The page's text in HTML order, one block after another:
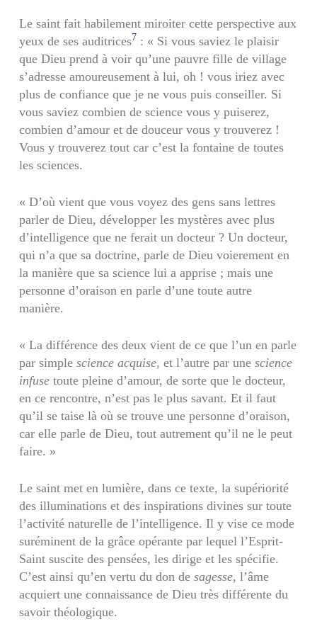
Le saint fait habilement miroiter cette perspective aux
yeux de ses auditrices7 : « Si vous saviez le plaisir
que Dieu prend à voir qu’une pauvre fille de village
s’adresse amoureusement à lui, oh ! vous iriez avec
plus de confiance que je ne vous puis conseiller. Si
vous saviez combien de science vous y puiserez,
combien d’amour et de douceur vous y trouverez !
Vous y trouverez tout car c’est la fontaine de toutes
les sciences.
« D’où vient que vous voyez des gens sans lettres
parler de Dieu, développer les mystères avec plus
d’intelligence que ne ferait un docteur ? Un docteur,
qui n’a que sa doctrine, parle de Dieu voierement en
la manière que sa science lui a apprise ; mais une
personne d’oraison en parle d’une toute autre
manière.
« La différence des deux vient de ce que l’un en parle
par simple science acquise, et l’autre par une science
infusetoute pleine d’amour, de sorte que le docteur,
en ce rencontre, n’est pas le plus savant. Et il faut
qu’il se taise là où se trouve une personne d’oraison,
car elle parle de Dieu, tout autrement qu’il ne le peut
faire. »
Le saint met en lumière, dans ce texte, la supériorité
des illuminations et des inspirations divines sur toute
l’activité naturelle de l’intelligence. Il y vise ce mode
suréminent de la grâce opérante par lequel l’Esprit-
Saint suscite des pensées, les dirige et les spécifie.
C’est ainsi qu’en vertu du don de sagesse, l’âme
acquiert une connaissance de Dieu très différente du
savoir théologique.